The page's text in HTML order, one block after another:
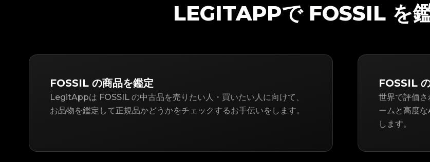
LEGITAPPで FOSSIL を
FOSSIL の商品を鑑定
LegitAppは FOSSIL の中古品を売りたい人・買いたい人に向けて、
お品物を鑑定して正規品かどうかをチェックするお手伝いをします。
FOSSIL
世界で評価
ームと高度
します。